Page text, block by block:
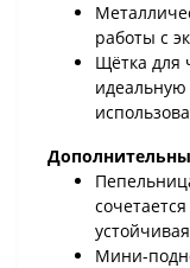
работы с
Щётка для
идеальную
Мини-